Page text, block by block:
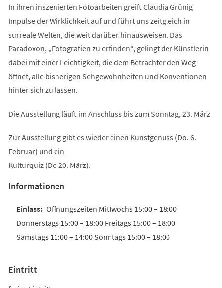
In ihren inszenierten Fotoarbeiten greift Claudia Grünig
Impulse der Wirklichkeit auf und führt uns zeitgleich in
surreale Welten, die weit darüber hinausweisen. Das
Paradoxon, „Fotografien zu erfinden“, gelingt der Künstlerin
dabei mit einer Leichtigkeit, die dem Betrachter den Weg
öffnet, alle bisherigen Sehgewohnheiten und Konventionen
hinter sich zu lassen.
Die Ausstellung läuft im Anschluss bis zum Sonntag, 23. März
Zur Ausstellung gibt es wieder einen Kunstgenuss (Do. 6.
Februar) und ein
Kulturquiz (Do 20. März).
Informationen
Öffnungszeiten Mittwochs 15:00 – 18:00
Donnerstags 15:00 – 18:00 Freitags 15:00 – 18:00
Samstags 11:00 – 14:00 Sonntags 15:00 – 18:00
Eintritt